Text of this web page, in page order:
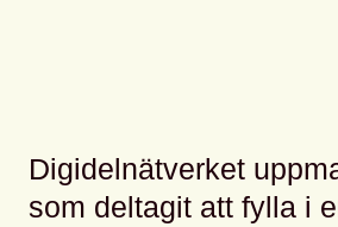
Digidelnätverket
som deltagit att fylla i